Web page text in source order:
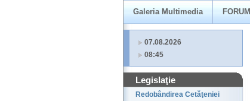
Galeria Multimedia FORUM
07.08.2026
08:45
Legislaţie
Redobândirea Cetăţeniei